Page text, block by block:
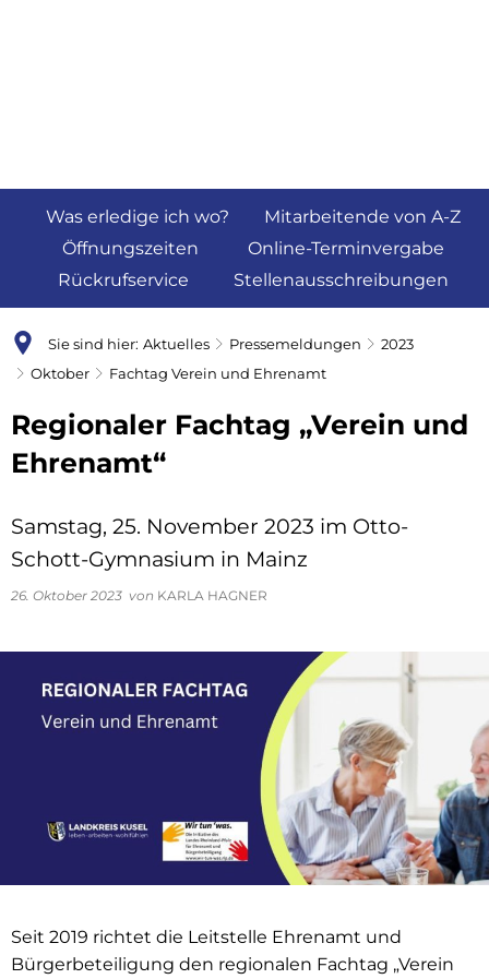
Was erledige ich wo?
Mitarbeitende von A-Z
Öffnungszeiten
Online-Terminvergabe
Rückrufservice
Stellenausschreibungen
Sie sind hier: Aktuelles Pressemeldungen
2023
Oktober
Fachtag Verein und Ehrenamt
Regionaler Fachtag „Verein und
Ehrenamt“
Samstag, 25. November 2023 im Otto-
Schott-Gymnasium in Mainz
26. Oktober 2023 von KARLA HAGNER
Seit 2019 richtet die Leitstelle Ehrenamt und
Bürgerbeteiligung den regionalen Fachtag „Verein